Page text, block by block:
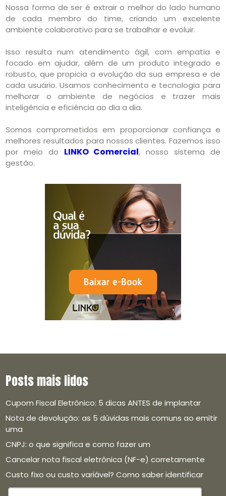
Nossa forma de ser é extrair o melhor do lado humano
de cada membro do time, criando um excelente
ambiente colaborativo para se trabalhar e evoluir.
Isso resulta num atendimento ágil, com empatia e
focado em ajudar, além de um produto integrado e
robusto, que propicia a evolução da sua empresa e de
cada usuário. Usamos conhecimento e tecnologia para
melhorar o ambiente de negócios e trazer mais
inteligência e eficiência ao dia a dia.
Somos comprometidos em proporcionar confiança e
melhores resultados para nossos clientes. Fazemos isso
por meio do LINKO Comercial, nosso sistema de
gestão.
Posts mais lidos
Cupom Fiscal Eletrônico: 5 dicas ANTES de implantar
Nota de devolução: as 5 dúvidas mais comuns ao emitir
uma
CNPJ: o que significa e como fazer um
Cancelar nota fiscal eletrônica (NF-e) corretamente
Custo fixo ou custo variável? Como saber identificar